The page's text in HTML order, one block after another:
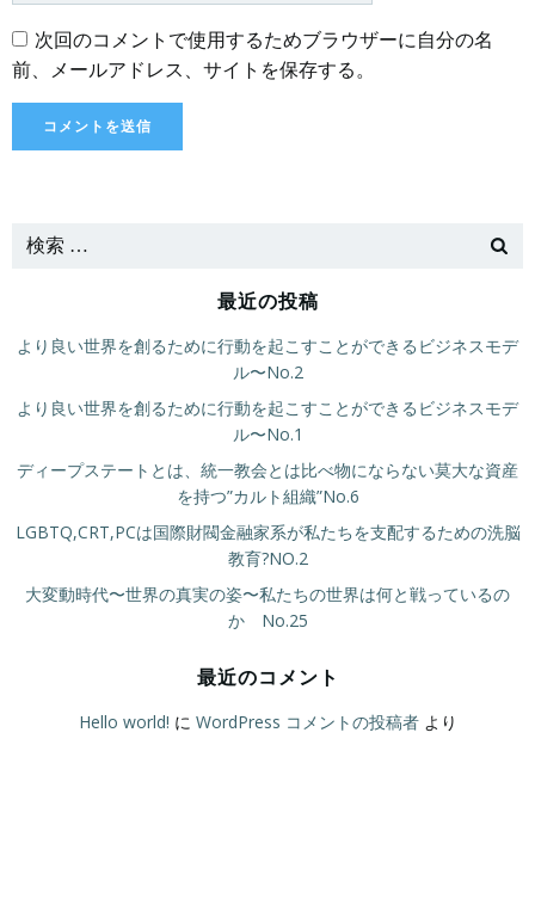
次回のコメントで使用するためブラウザーに自分の名
前、メールアドレス、サイトを保存する。
最近の投稿
より良い世界を創るために行動を起こすことができるビジネスモデ
ル〜No.2
より良い世界を創るために行動を起こすことができるビジネスモデ
ル〜No.1
ディープステートとは、統一教会とは比べ物にならない莫大な資産
を持つ”カルト組織”No.6
LGBTQ,CRT,PCは国際財閥金融家系が私たちを支配するための洗脳
教育?NO.2
大変動時代〜世界の真実の姿〜私たちの世界は何と戦っているの
か No.25
最近のコメント
Hello world! に WordPress コメントの投稿者より